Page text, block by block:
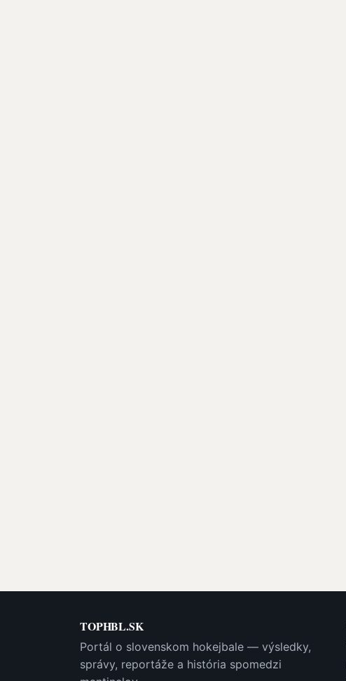
TOPHBL.SK
Portál o slovenskom hokejbale — výsledky,
správy, reportáže a história spomedzi